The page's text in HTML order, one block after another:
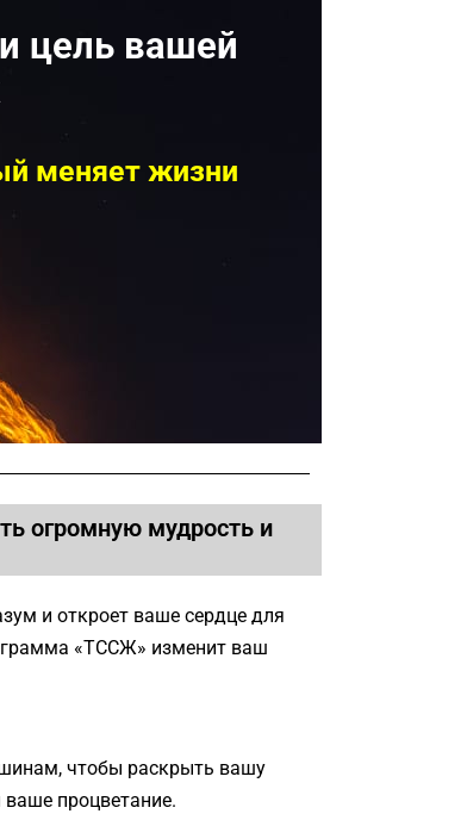
цель вашей
меняет жизни
огромную мудрость и
и откроет ваше сердце для
«ТССЖ» изменит ваш
чтобы раскрыть вашу
процветание.